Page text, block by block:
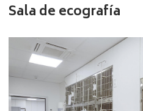
Sala de ecografía